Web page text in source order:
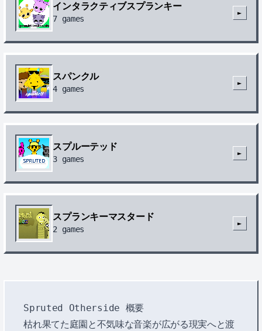
インタラクティブスプランキー
7 games
►
スパンクル
4 games
►
スプルーテッド
3 games
►
スプランキーマスタード
2 games
►
Spruted Otherside 概要
枯れ果てた庭園と不気味な音楽が広がる現実へと渡